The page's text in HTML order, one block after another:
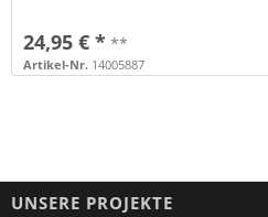
24,95 € * **
Artikel-Nr. 14005887
UNSERE PROJEKTE